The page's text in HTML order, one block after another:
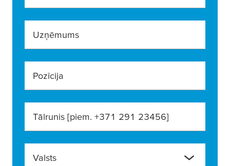
Uzņēmums
Pozīcija
Tālrunis [piem. +371 291 23456]
Valsts